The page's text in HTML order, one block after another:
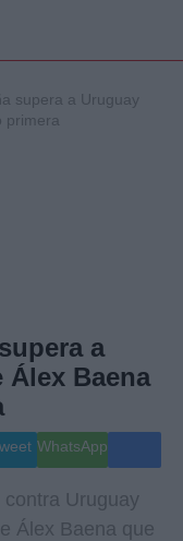
supera a Uruguay
primera
a
Baena
WhatsApp
Uruguay
Álex Baena que